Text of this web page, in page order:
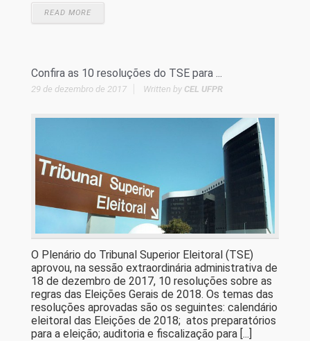
READ MORE
Confira as 10 resoluções do TSE para ...
29 de dezembro de 2017 Written by CEL UFPR
O Plenário do Tribunal Superior Eleitoral (TSE)
aprovou, na sessão extraordinária administrativa de
18 de dezembro de 2017, 10 resoluções sobre as
regras das Eleições Gerais de 2018. Os temas das
resoluções aprovadas são os seguintes: calendário
eleitoral das Eleições de 2018; atos preparatórios
para a eleição; auditoria e fiscalização para [...]